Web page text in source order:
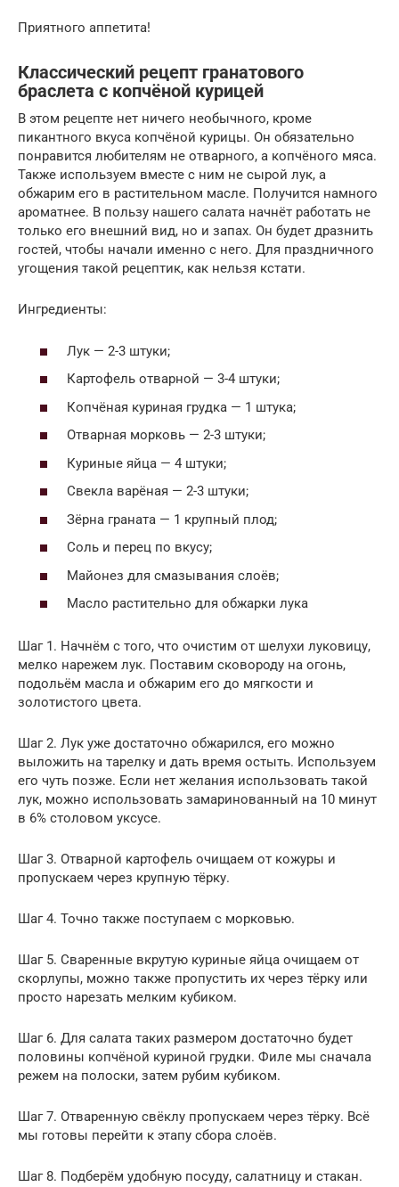
Приятного аппетита!
Классический рецепт гранатового
браслета с копчёной курицей
В этом рецепте нет ничего необычного, кроме
пикантного вкуса копчёной курицы. Он обязательно
понравится любителям не отварного, а копчёного мяса.
Также используем вместе с ним не сырой лук, а
обжарим его в растительном масле. Получится намного
ароматнее. В пользу нашего салата начнёт работать не
только его внешний вид, но и запах. Он будет дразнить
гостей, чтобы начали именно с него. Для праздничного
угощения такой рецептик, как нельзя кстати.
Ингредиенты:
Лук — 2-3 штуки;
Картофель отварной — 3-4 штуки;
Копчёная куриная грудка — 1 штука;
Отварная морковь — 2-3 штуки;
Куриные яйца — 4 штуки;
Свекла варёная — 2-3 штуки;
Зёрна граната — 1 крупный плод;
Соль и перец по вкусу;
Майонез для смазывания слоёв;
Масло растительно для обжарки лука
Шаг 1. Начнём с того, что очистим от шелухи луковицу,
мелко нарежем лук. Поставим сковороду на огонь,
подольём масла и обжарим его до мягкости и
золотистого цвета.
Шаг 2. Лук уже достаточно обжарился, его можно
выложить на тарелку и дать время остыть. Используем
его чуть позже. Если нет желания использовать такой
лук, можно использовать замаринованный на 10 минут
в 6% столовом уксусе.
Шаг 3. Отварной картофель очищаем от кожуры и
пропускаем через крупную тёрку.
Шаг 4. Точно также поступаем с морковью.
Шаг 5. Сваренные вкрутую куриные яйца очищаем от
скорлупы, можно также пропустить их через тёрку или
просто нарезать мелким кубиком.
Шаг 6. Для салата таких размером достаточно будет
половины копчёной куриной грудки. Филе мы сначала
режем на полоски, затем рубим кубиком.
Шаг 7. Отваренную свёклу пропускаем через тёрку. Всё
мы готовы перейти к этапу сбора слоёв.
Шаг 8. Подберём удобную посуду, салатницу и стакан.